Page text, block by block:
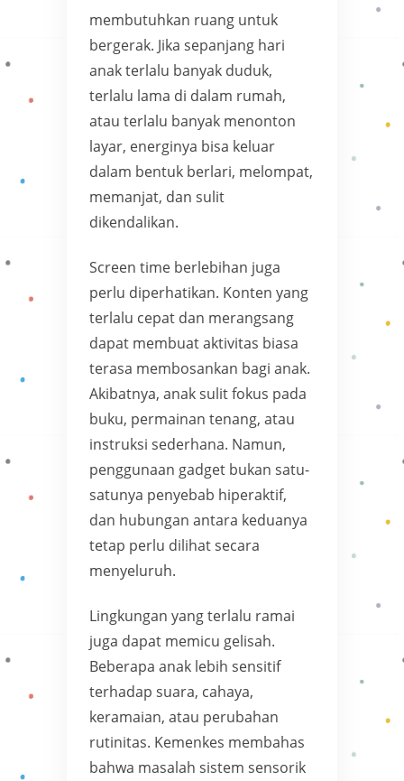
membutuhkan ruang untuk
bergerak. Jika sepanjang hari
anak terlalu banyak duduk,
terlalu lama di dalam rumah,
atau terlalu banyak menonton
layar, energinya bisa keluar
dalam bentuk berlari, melompat,
memanjat, dan sulit
dikendalikan.
Screen time berlebihan juga
perlu diperhatikan. Konten yang
terlalu cepat dan merangsang
dapat membuat aktivitas biasa
terasa membosankan bagi anak.
Akibatnya, anak sulit fokus pada
buku, permainan tenang, atau
instruksi sederhana. Namun,
penggunaan gadget bukan satu-
satunya penyebab hiperaktif,
dan hubungan antara keduanya
tetap perlu dilihat secara
menyeluruh.
Lingkungan yang terlalu ramai
juga dapat memicu gelisah.
Beberapa anak lebih sensitif
terhadap suara, cahaya,
keramaian, atau perubahan
rutinitas. Kemenkes membahas
bahwa masalah sistem sensorik